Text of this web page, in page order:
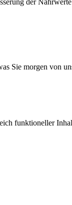
der
Sie morgen von
funktioneller